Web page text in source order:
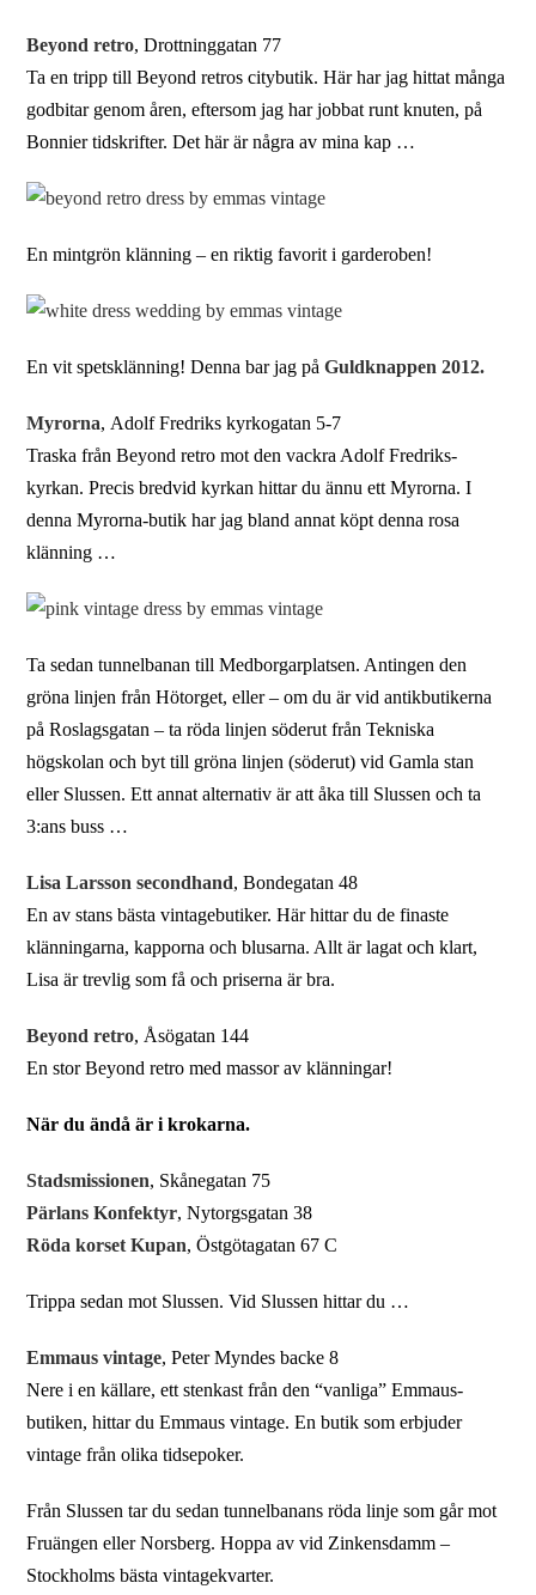
Beyond retro, Drottninggatan 77
Ta en tripp till Beyond retros citybutik. Här har jag hittat många
godbitar genom åren, eftersom jag har jobbat runt knuten, på
Bonnier tidskrifter. Det här är några av mina kap …
En mintgrön klänning – en riktig favorit i garderoben!
En vit spetsklänning! Denna bar jag påGuldknappen 2012.
Myrorna, Adolf Fredriks kyrkogatan 5-7
Traska från Beyond retro mot den vackra Adolf Fredriks-
kyrkan. Precis bredvid kyrkan hittar du ännu ett Myrorna. I
denna Myrorna-butik har jag bland annat köpt denna rosa
klänning …
Ta sedan tunnelbanan till Medborgarplatsen. Antingen den
gröna linjen från Hötorget, eller – om du är vid antikbutikerna
på Roslagsgatan – ta röda linjen söderut från Tekniska
högskolan och byt till gröna linjen (söderut) vid Gamla stan
eller Slussen. Ett annat alternativ är att åka till Slussen och ta
3:ans buss …
Lisa Larsson secondhand, Bondegatan 48
En av stans bästa vintagebutiker. Här hittar du de finaste
klänningarna, kapporna och blusarna. Allt är lagat och klart,
Lisa är trevlig som få och priserna är bra.
Beyond retro, Åsögatan 144
En stor Beyond retro med massor av klänningar!
När du ändå är i krokarna.
Stadsmissionen, Skånegatan 75
Pärlans Konfektyr, Nytorgsgatan 38
Röda korset Kupan, Östgötagatan 67 C
Trippa sedan mot Slussen. Vid Slussen hittar du …
Emmaus vintage, Peter Myndes backe 8
Nere i en källare, ett stenkast från den “vanliga” Emmaus-
butiken, hittar du Emmaus vintage. En butik som erbjuder
vintage från olika tidsepoker.
Från Slussen tar du sedan tunnelbanans röda linje som går mot
Fruängen eller Norsberg. Hoppa av vid Zinkensdamm –
Stockholms bästa vintagekvarter.